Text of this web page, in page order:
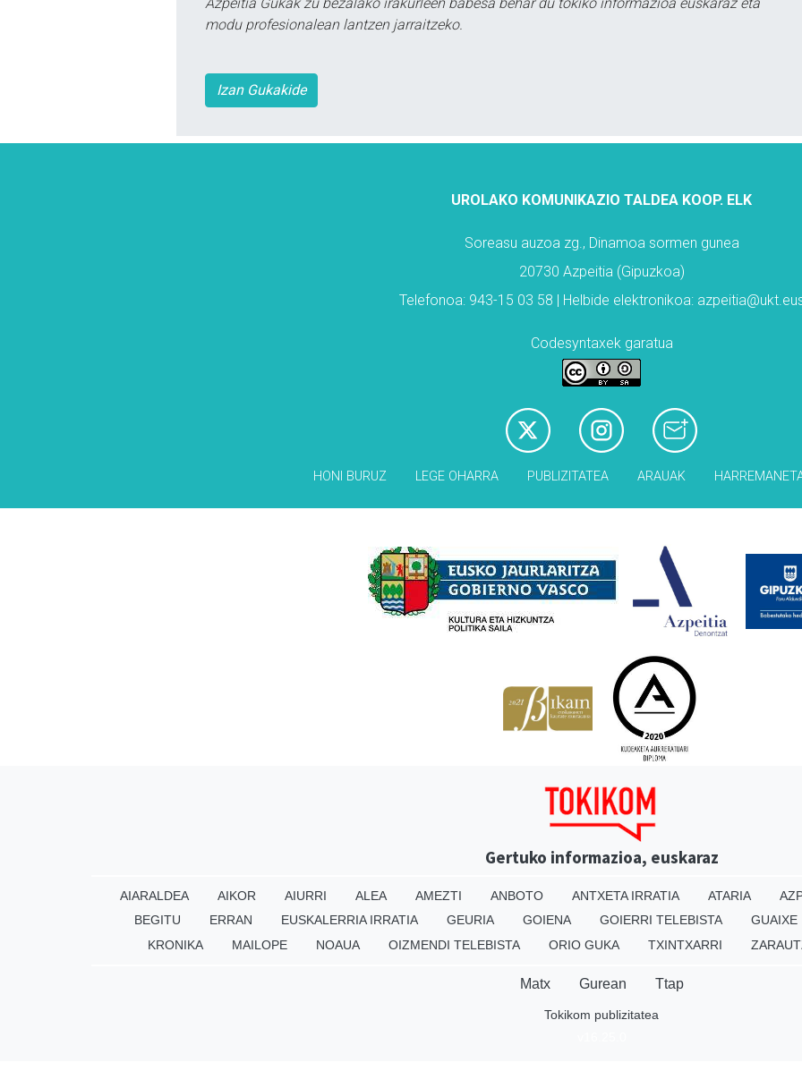
modu profesionalean lantzen jarraitzeko.
Izan Gukakide
UROLAKO KOMUNIKAZIO TALDEA KOOP. ELK
Soreasu auzoa zg., Dinamoa sormen gunea
20730 Azpeitia (Gipuzkoa)
Telefonoa: 943-15 03 58 | Helbide elektronikoa:
Codesyntaxek garatua
HONI BURUZ LEGE OHARRA PUBLIZITATEA ARAUAK
Gertuko informazioa, euskaraz
AIARALDEA AIKOR AIURRI ALEA AMEZTI ANBOTO ANTXETA IRRATIA ATARIA
BEGITU
ERRAN EUSKALERRIA IRRATIA GEURIA GOIENA GOIERRI TELEBISTA GUAIXE
KRONIKA
MAILOPE NOAUA OIZMENDI TELEBISTA ORIO GUKA TXINTXARRI
Matx Gurean Ttap
Tokikom publizitatea